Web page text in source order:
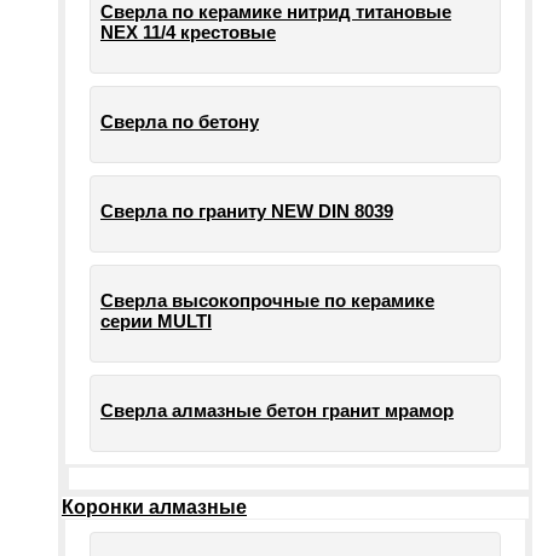
Сверла по керамике нитрид титановые
NEX 11/4 крестовые
Сверла по бетону
Сверла по граниту NEW DIN 8039
Сверла высокопрочные по керамике
серии MULTI
Сверла алмазные бетон гранит мрамор
Коронки алмазные